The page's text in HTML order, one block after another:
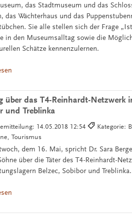
das Stadtmuseum und das
das Wächterhaus und das
Sie alle stellen sich der Frage
in den Museumsalltag sowie die
Schätze kennenzulernen.
über das T4-Reinhardt-Netzwerk
und Treblinka
14.05.2018 12:54
Kategorie:
Tourismus
dem 16. Mai, spricht Dr. Sara
über die Täter des T4-Reinhardt-
Belzec, Sobibor und Treblinka.